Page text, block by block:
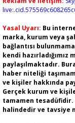
Yasal Uyarı: Bu
marka, kurum veya
bağlantısı
kendi hazırladığımız
paylaşılmaktadır.
haber niteliği
ve kişiler hakkında
Gerçek kurum ve
tamamen
halindedir ve tavsiye